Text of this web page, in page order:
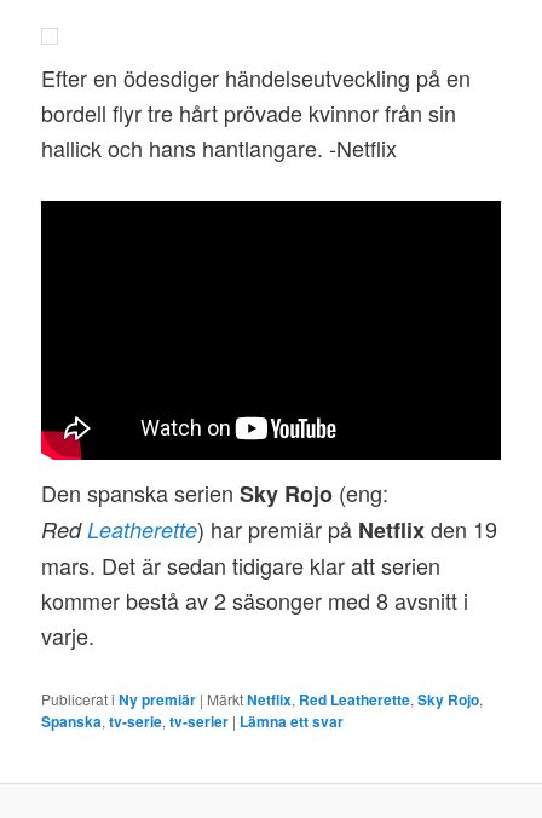
Efter en ödesdiger händelseutveckling på en
bordell flyr tre hårt prövade kvinnor från sin
hallick och hans hantlangare. -Netflix
Den spanska serienSky Rojo (eng:
RedLeatherette) har premiär på Netflixden 19
mars. Det är sedan tidigare klar att serien
kommer bestå av 2 säsonger med 8 avsnitt i
varje.
Publicerat i Ny premiär | MärktNetflix, Red Leatherette,Sky Rojo,
Spanska,tv-serie,tv-serier | Lämna ett svar